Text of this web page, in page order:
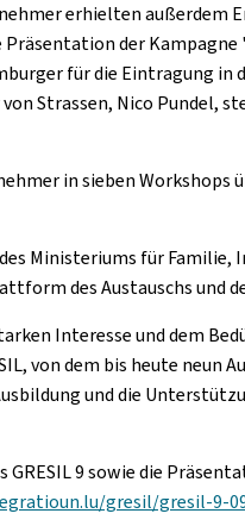
erhielten
der
für die Eintragung in
Strassen, Nico
in sieben
Ministeriums für
des Austauschs und
Interesse und dem
von dem bis heute
und die
GRESIL 9 sowie die
gresil/gresil-9-